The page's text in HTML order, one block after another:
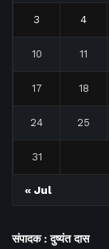
3 4
10 11
17 18
24 25
31
« Jul
संपादक : दुष्यंत दास